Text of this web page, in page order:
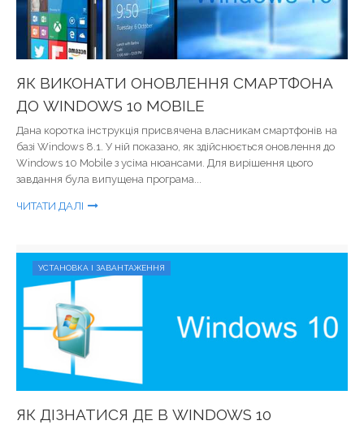
ЯК ВИКОНАТИ ОНОВЛЕННЯ СМАРТФОНА
ДО WINDOWS 10 MOBILE
Дана коротка інструкція присвячена власникам смартфонів на
базі Windows 8.1. У ній показано, як здійснюється оновлення до
Windows 10 Mobile з усіма нюансами. Для вирішення цього
завдання була випущена програма...
ЧИТАТИ ДАЛІ
УСТАНОВКА І ЗАВАНТАЖЕННЯ
ЯК ДІЗНАТИСЯ ДЕ В WINDOWS 10